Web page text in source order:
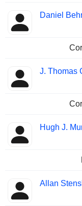
Daniel
J. Thomas
Hugh J.
Allan